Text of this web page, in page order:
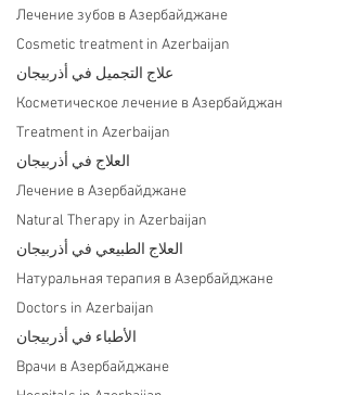
Лечение зубов в Азербайджане
Cosmetic treatment in Azerbaijan
علاج التجميل في أذربيجان
Косметическое лечение в Азербайджан
Treatment in Azerbaijan
العلاج في أذربيجان
Лечение в Азербайджане
Natural Therapy in Azerbaijan
العلاج الطبيعي في أذربيجان
Натуральная терапия в Азербайджане
Doctors in Azerbaijan
الأطباء في أذربيجان
Врачи в Азербайджане